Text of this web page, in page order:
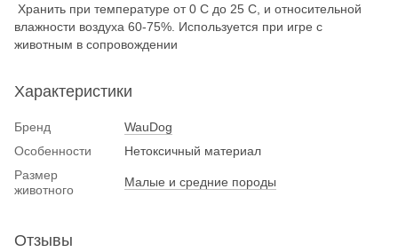
Хранить при температуре от 0 С до 25 С, и относительной
влажности воздуха 60-75%. Используется при игре с
животным в сопровождении
Характеристики
Бренд
WauDog
Особенности
Нетоксичный материал
Размер
животного
Малые и средние породы
Отзывы